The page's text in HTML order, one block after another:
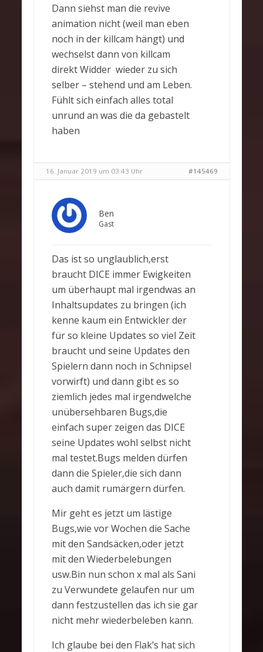
Dann siehst man die revive
animation nicht (weil man eben
noch in der killcam hängt) und
wechselst dann von killcam
direkt Widder wieder zu sich
selber – stehend und am Leben.
Fühlt sich einfach alles total
unrund an was die da gebastelt
haben
16. Januar 2019 um 03:43 Uhr #145469
Ben
Gast
Das ist so unglaublich,erst
braucht DICE immer Ewigkeiten
um überhaupt mal irgendwas an
Inhaltsupdates zu bringen (ich
kenne kaum ein Entwickler der
für so kleine Updates so viel Zeit
braucht und seine Updates den
Spielern dann noch in Schnipsel
vorwirft) und dann gibt es so
ziemlich jedes mal irgendwelche
unübersehbaren Bugs,die
einfach super zeigen das DICE
seine Updates wohl selbst nicht
mal testet.Bugs melden dürfen
dann die Spieler,die sich dann
auch damit rumärgern dürfen.
Mir geht es jetzt um lästige
Bugs,wie vor Wochen die Sache
mit den Sandsäcken,oder jetzt
mit den Wiederbelebungen
usw.Bin nun schon x mal als Sani
zu Verwundete gelaufen nur um
dann festzustellen das ich sie gar
nicht mehr wiederbeleben kann.
Ich glaube bei den Flak’s hat sich